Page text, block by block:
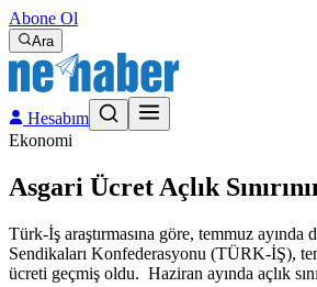
Abone Ol
Ara
Hesabım
Ekonomi
Asgari Ücret Açlık
Türk-İş araştırmasına göre, temmuz
Sendikaları Konfederasyonu (TÜRK-İŞ),
ücreti geçmiş oldu. Haziran ayında açlık